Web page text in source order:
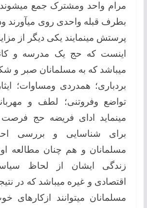
مرام واحد ومشترک جمع میشوند
بطرف قبله واحدی روی میآورند
پرستش مینمایند یکی دیگر از
اینست که حج یک مدرسه و
میباشد که به مسلمانان صبر و
بردباری؛ همدردی ومساوات؛
تواضع وفروتنی؛ لطف و
مینماید ادای فریضه حج
برای شناسایی و بررسی
مسلمانان و هم چنان مطالعه
زندگی ایشان از لحاظ
اقتصادی و غیره میباشد که در
مسلمانان میتوانند ازکارهای